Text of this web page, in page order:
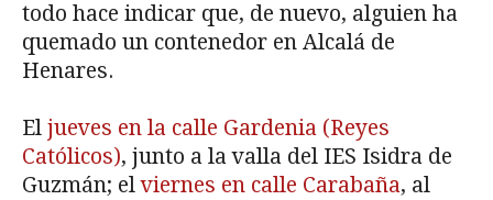
todo hace indicar que, de nuevo, alguien ha
quemado un contenedor en Alcalá de
Henares.
El jueves en la calle Gardenia (Reyes
Católicos), junto a la valla del IES Isidra de
Guzmán; elviernes en calle Carabaña, al